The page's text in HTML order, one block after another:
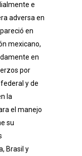
e
adversa en
en
mexicano,
en
por
y de
la
el manejo
su
Brasil y